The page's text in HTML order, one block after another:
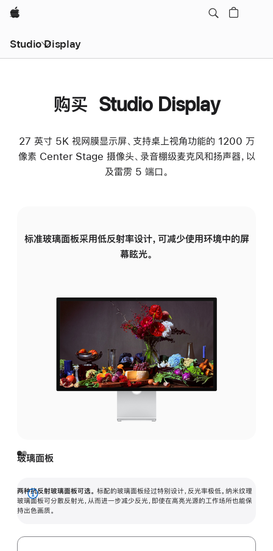
Apple
Studio Display
购买 Studio Display
27 英寸 5K 视网膜显示屏、支持桌上视角功能的 1200 万
像素 Center Stage 摄像头、录音棚级麦克风和扬声器，以
及雷雳 5 端口。
标准玻璃面板采用低反射率设计，可减少使用环境中的屏
幕眩光。
玻璃面板
两种抗反射玻璃面板可选。 标配的玻璃面板经过特别设计，反光率极低。纳米纹理
玻璃面板可分散反射光，从而进一步减少反光，即使在高亮光源的工作场所也能保
持出色画质。
展
开